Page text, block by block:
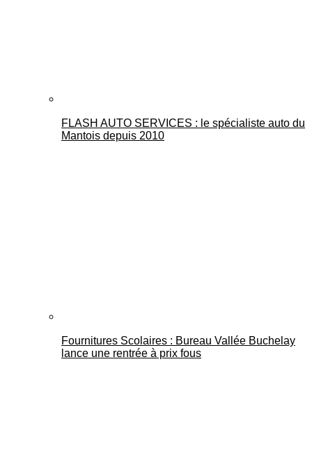
FLASH AUTO SERVICES : le spécialiste auto du
Mantois depuis 2010
Fournitures Scolaires : Bureau Vallée Buchelay
lance une rentrée à prix fous